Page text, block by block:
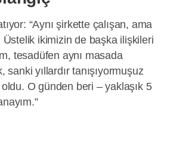
“Aynı şirkette çalışan, ama
Üstelik ikimizin de başka ilişkileri
tesadüfen aynı masada
yıllardır tanışıyormuşuz
O günden beri – yaklaşık 5